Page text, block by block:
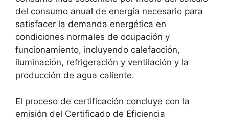
del consumo anual de energía necesario para
satisfacer la demanda energética en
condiciones normales de ocupación y
funcionamiento, incluyendo calefacción,
iluminación, refrigeración y ventilación y la
producción de agua caliente.
El proceso de certificación concluye con la
emisión del Certificado de Eficiencia